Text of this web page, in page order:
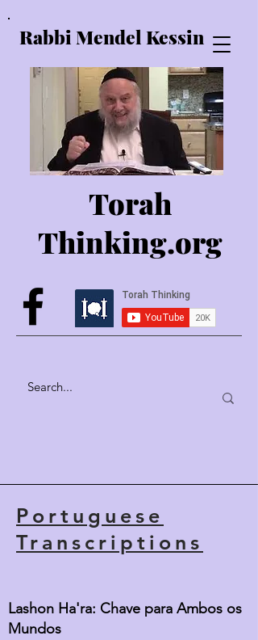
Rabbi Mendel Kessin
Torah
Thinking.org
Portuguese
Transcriptions
Lashon Ha'ra: Chave para Ambos os
Mundos